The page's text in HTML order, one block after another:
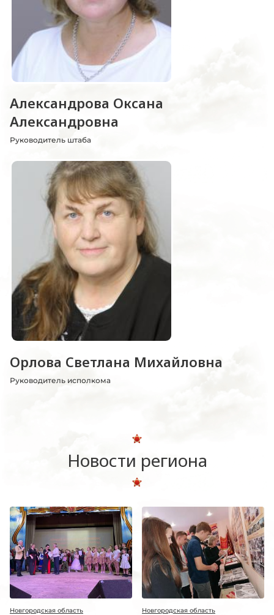
Александрова Оксана
Александровна
Руководитель штаба
Орлова Светлана Михайловна
Руководитель исполкома
Новости региона
Новгородская область Новгородская область